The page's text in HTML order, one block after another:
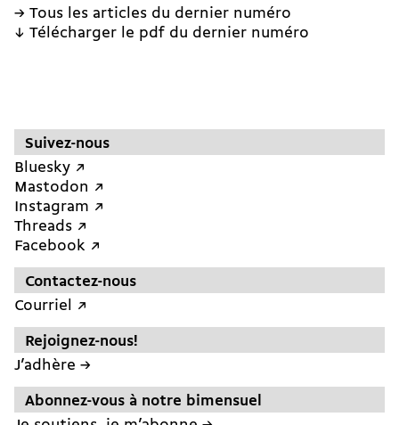
→ Tous les articles du dernier numéro
↓ Télécharger le pdf du dernier numéro
Suivez-nous
Bluesky ↗︎
Mastodon ↗︎
Instagram ↗︎
Threads ↗︎
Facebook ↗︎
Contactez-nous
Courriel ↗︎
Rejoignez-nous!
J’adhère →
Abonnez-vous à notre bimensuel